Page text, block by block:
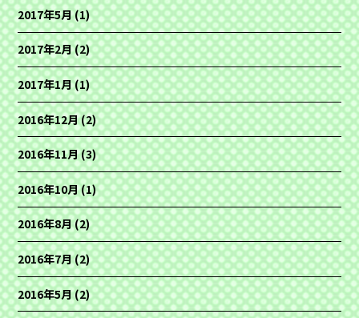
2017年5月(1)
2017年2月(2)
2017年1月(1)
2016年12月(2)
2016年11月(3)
2016年10月(1)
2016年8月(2)
2016年7月(2)
2016年5月(2)